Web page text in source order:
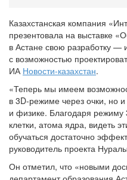
Казахстанская компания
презентовала на выставке
в Астане свою разработку —
с возможностью
ИА Новости-казахстан.
«Теперь мы имеем
в 3D-режиме через очки, но
и физике. Благодаря
клетки, атома ядра, видеть
обучаться достаточно
руководитель проекта
Он отметил, что «новыми